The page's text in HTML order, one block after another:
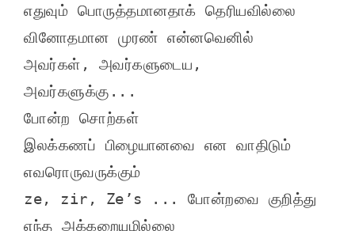
எதுவும் பொருத்தமானதாக் தெரியவில்லை
வினோதமான முரண் என்னவெனில்
அவர்கள், அவர்களுடைய,
அவர்களுக்கு...
போன்ற சொற்கள்
இலக்கணப் பிழையானவை என வாதிடும்
எவரொருவருக்கும்
ze, zir, Ze’s ... போன்றவை குறித்து
எந்த அக்கறையுமில்லை